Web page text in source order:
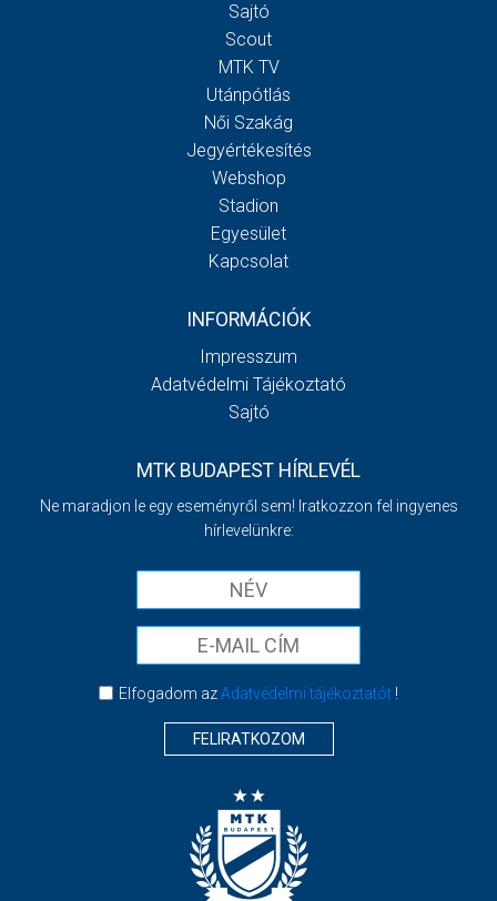
Sajtó
Scout
MTK TV
Utánpótlás
Női Szakág
Jegyértékesítés
Webshop
Stadion
Egyesület
Kapcsolat
INFORMÁCIÓK
Impresszum
Adatvédelmi Tájékoztató
Sajtó
MTK BUDAPEST HÍRLEVÉL
Ne maradjon le egy eseményről sem! Iratkozzon fel ingyenes
hírlevelünkre:
Elfogadom azAdatvédelmi tájékoztatót!
FELIRATKOZOM